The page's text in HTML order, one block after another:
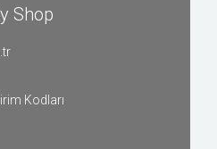
Shop
Kodları